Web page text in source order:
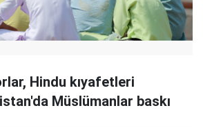
Hindu kıyafetleri
Müslümanlar baskı